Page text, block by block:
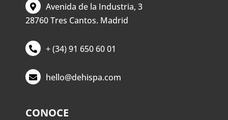
Avenida de la Industria, 3
28760 Tres Cantos. Madrid
+ (34) 91 650 60 01
hello@dehispa.com
CONOCE